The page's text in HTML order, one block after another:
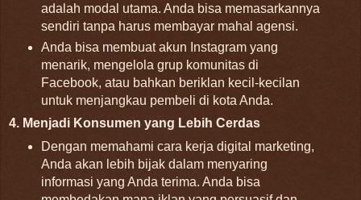
adalah modal utama. Anda bisa memasarkannya
sendiri tanpa harus membayar mahal agensi.
Anda bisa membuat akun Instagram yang
menarik, mengelola grup komunitas di
Facebook, atau bahkan beriklan kecil-kecilan
untuk menjangkau pembeli di kota Anda.
4. Menjadi Konsumen yang Lebih Cerdas
Dengan memahami cara kerja digital marketing,
Anda akan lebih bijak dalam menyaring
informasi yang Anda terima. Anda bisa